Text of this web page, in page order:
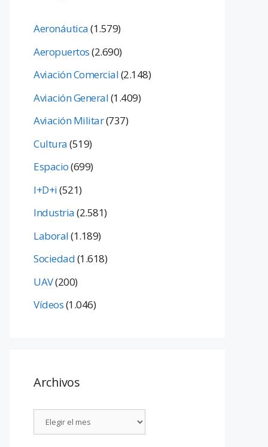
Aeronáutica(1.579)
Aeropuertos(2.690)
Aviación Comercial(2.148)
Aviación General(1.409)
Aviación Militar(737)
Cultura(519)
Espacio(699)
I+D+i(521)
Industria(2.581)
Laboral(1.189)
Sociedad(1.618)
UAV(200)
Vídeos(1.046)
Archivos